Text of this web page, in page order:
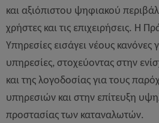
και αξιόπιστου ψηφιακού
χρήστες και τις επιχειρήσεις. Η
Υπηρεσίες εισάγει νέους κανόνες
υπηρεσίες, στοχεύοντας στην
και της λογοδοσίας για τους
υπηρεσιών και στην επίτευξη
προστασίας των καταναλωτών.